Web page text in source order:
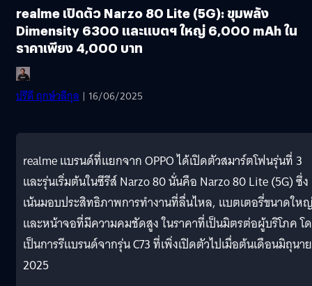
realme เปิดตัว Narzo 80 Lite (5G): ขุมพลัง
Dimensity 6300 และแบตฯ ใหญ่ 6,000 mAh ใน
ราคาเพียง 4,000 บาท
ปรีดี ฤกษ์วลีกุล | 16/06/2025
realme แบรนด์ที่แยกจาก OPPO ได้เปิดตัวสมาร์ตโฟนรุ่นที่ 3
และรุ่นเริ่มต้นในซีรีส์ Narzo 80 นั่นคือ Narzo 80 Lite (5G) ซึ่ง
เน้นมอบประสิทธิภาพการทำงานที่ลื่นไหล, แบตเตอรี่ขนาดให
และหน้าจอที่มีความคมชัดสูง ในราคาที่เป็นมิตรต่อผู้บริโภค โ
เป็นการรีแบรนด์จากรุ่น C73 ที่เพิ่งเปิดตัวไปเมื่อต้นเดือนมิถุนา
2025